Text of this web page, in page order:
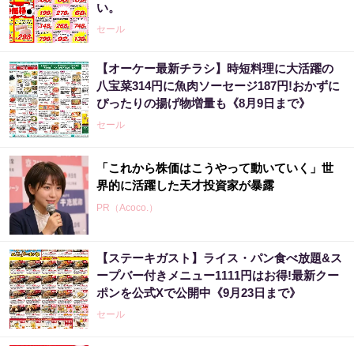
い。
セール
【オーケー最新チラシ】時短料理に大活躍の
八宝菜314円に魚肉ソーセージ187円!おかずに
ぴったりの揚げ物増量も《8月9日まで》
セール
「これから株価はこうやって動いていく」世
界的に活躍した天才投資家が暴露
PR（Acoco.）
【昭和43年以前生まれはロト６この数字を買
うべき】6つの数字が「完全一致」する方...
PR（株式会社MURA）
【ステーキガスト】ライス・パン食べ放題&ス
ープバー付きメニュー1111円はお得!最新クー
ポンを公式Xで公開中《9月23日まで》
セール